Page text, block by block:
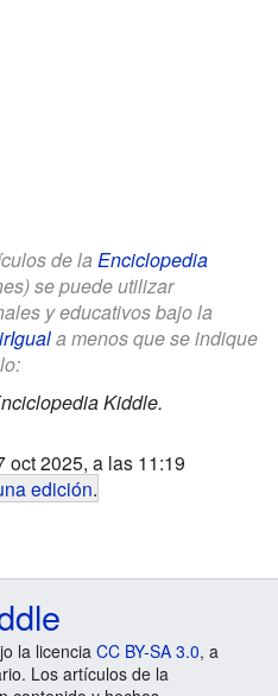
de la Enciclopedia
se puede utilizar
y educativos bajo la
a menos que se indique
Kiddle.
oct 2025, a las 11:19
edición.
la licencia CC BY-SA 3.0, a
Los artículos de la